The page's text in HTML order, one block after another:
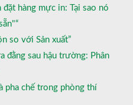
hàng mực in: Tại sao nó
so với Sản xuất”
đằng sau hậu trường: Phân
pha chế trong phòng thí